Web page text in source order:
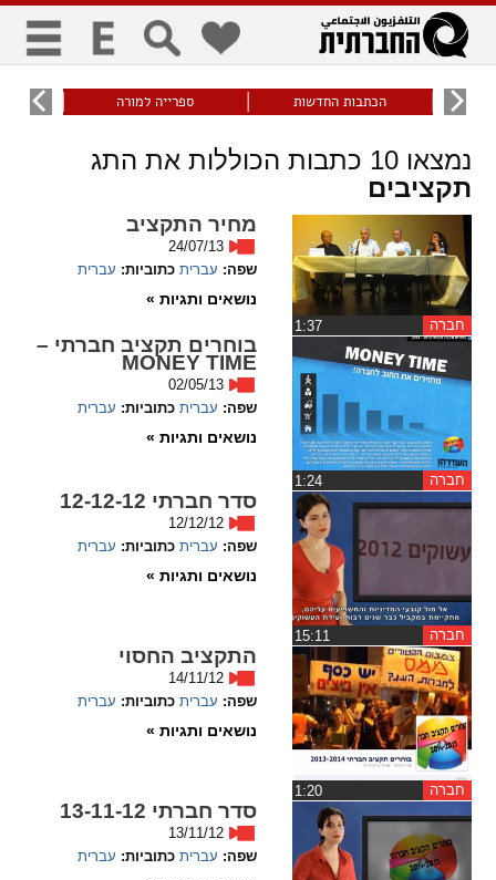
כללי
visibility_off
ביטול הבהובים
keyboard
ניווט מקלדת
title
סימון כותרות
זום
zoom_out
zoom_in
גופנים
remove_circle_outline
Decrease font
spellcheck
ניגודיות צבעים
brightness_high
ניגודיות בהירה
brightness_low
ניגודיות כהה
format_underlined
קו תחתי לקישורים
font_download
סימון קישורים
הכתבות החדשות ספרייה למורה עוני
נמצאו10 כתבות הכוללות את התג
תקציבים
חברה
מחיר התקציב
24/07/13
שפה: עברית כתוביות: עברית
נושאים ותגיות »
חברה
בוחרים תקציב חברתי –
MONEY TIME
02/05/13
שפה: עברית כתוביות: עברית
נושאים ותגיות »
חברה
סדר חברתי 12-12-12
12/12/12
שפה: עברית כתוביות: עברית
נושאים ותגיות »
חברה
התקציב החסוי
14/11/12
שפה: עברית כתוביות: עברית
נושאים ותגיות »
סדר חברתי 13-11-12
13/11/12
שפה: עברית כתוביות: עברית